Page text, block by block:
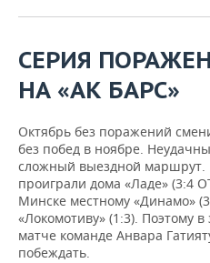
СЕРИЯ
НА «АК БАРС»
Октябрь без поражений
без побед в ноябре.
сложный выездной маршрут.
проиграли дома «Ладе» (3:4
Минске местному «Динамо»
«Локомотиву» (1:3). Поэтому
матче команде Анвара
побеждать.